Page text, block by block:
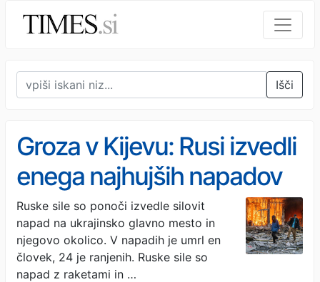
Išči
Groza v Kijevu: Rusi izvedli
enega najhujših napadov
Ruske sile so ponoči izvedle silovit
napad na ukrajinsko glavno mesto in
njegovo okolico. V napadih je umrl en
človek, 24 je ranjenih. Ruske sile so
napad z raketami in …